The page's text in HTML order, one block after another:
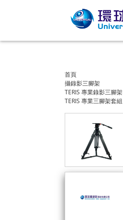
首頁
攝錄影三腳架
TERIS 專業錄影三腳架
TERIS 專業三腳架套組